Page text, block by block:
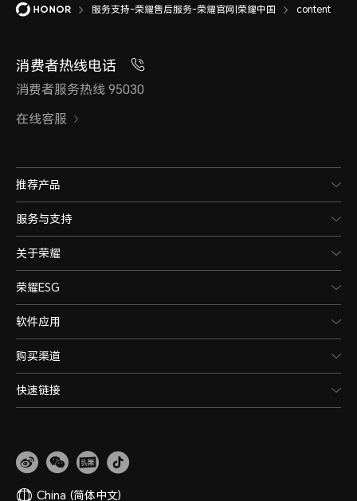
服务支持-荣耀售后服务-荣耀官网|荣耀中国 content
消费者热线电话
消费者服务热线 95030
在线客服
推荐产品
服务与支持
关于荣耀
荣耀ESG
软件应用
购买渠道
快速链接
China (简体中文)